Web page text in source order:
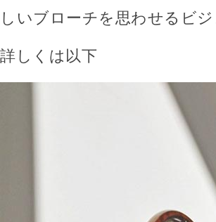
しいブローチを思わせるビ
詳しくは以下